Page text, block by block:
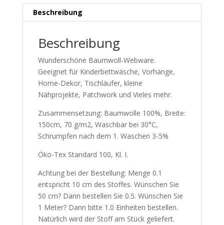
Beschreibung
Beschreibung
Wunderschöne Baumwoll-Webware.
Geeignet für Kinderbettwäsche, Vorhänge,
Home-Dekor, Tischläufer, kleine
Nähprojekte, Patchwork und Vieles mehr.
Zusammensetzung: Baumwolle 100%, Breite:
150cm, 70 g/m2, Waschbar bei 30°C,
Schrumpfen nach dem 1. Waschen 3-5%
Öko-Tex Standard 100, Kl. I.
Achtung bei der Bestellung: Menge 0.1
entspricht 10 cm des Stoffes. Wünschen Sie
50 cm? Dann bestellen Sie 0.5. Wünschen Sie
1 Meter? Dann bitte 1.0 Einheiten bestellen.
Natürlich wird der Stoff am Stück geliefert.